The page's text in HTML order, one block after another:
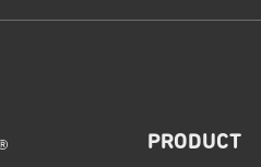
PRODUCT